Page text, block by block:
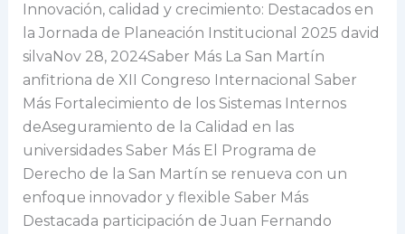
Innovación, calidad y crecimiento: Destacados en
la Jornada de Planeación Institucional 2025 david
silvaNov 28, 2024Saber Más La San Martín
anfitriona de XII Congreso Internacional Saber
Más Fortalecimiento de los Sistemas Internos
deAseguramiento de la Calidad en las
universidades Saber Más El Programa de
Derecho de la San Martín se renueva con un
enfoque innovador y flexible Saber Más
Destacada participación de Juan Fernando